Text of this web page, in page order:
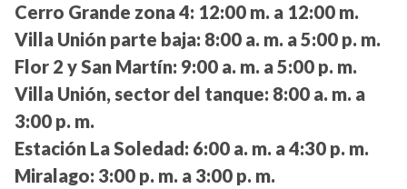
Cerro Grande zona 4: 12:00 m. a 12:00 m.
Villa Unión parte baja: 8:00 a. m. a 5:00 p. m.
Flor 2 y San Martín: 9:00 a. m. a 5:00 p. m.
Villa Unión, sector del tanque: 8:00 a. m. a
3:00 p. m.
Estación La Soledad: 6:00 a. m. a 4:30 p. m.
Miralago: 3:00 p. m. a 3:00 p. m.